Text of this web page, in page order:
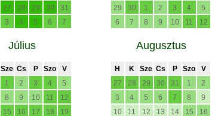
27 28 29 30
31
3 4 5 6 7
29
30 1 2 3 4
5
6
7 8 9 10 11 12
Július
Sze Cs P Szo
V
1 2 3 4
5
8 9 10 11
12
15 16 17 18
19
Augusztus
H K Sze Cs P Szo
V
27
28 29 30 31 1
2
3
4 5 6 7 8
9
10
11 12 13 14 15
16